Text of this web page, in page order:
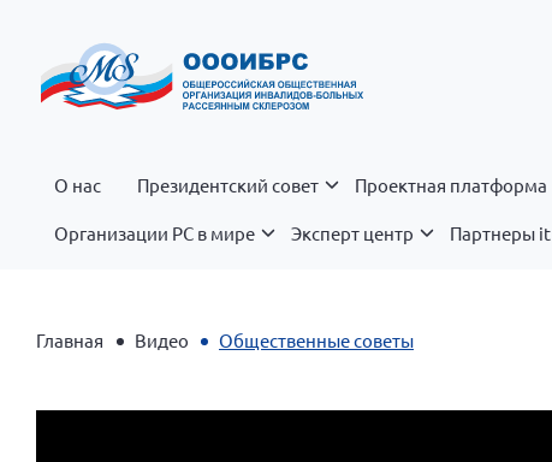
О нас Президентский совет Проектная платформа
Организации РС в мире Эксперт центр Партнеры it
Главная Видео Общественные советы